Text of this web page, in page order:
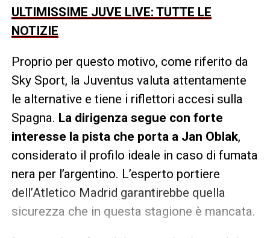
ULTIMISSIME JUVE LIVE: TUTTE LE
NOTIZIE
Proprio per questo motivo, come riferito da
Sky Sport, la Juventus valuta attentamente
le alternative e tiene i riflettori accesi sulla
Spagna. La dirigenza segue con forte
interesse la pista che porta a Jan Oblak,
considerato il profilo ideale in caso di fumata
nera per l’argentino. L’esperto portiere
dell’Atletico Madrid garantirebbe quella
sicurezza che in questa stagione è mancata.